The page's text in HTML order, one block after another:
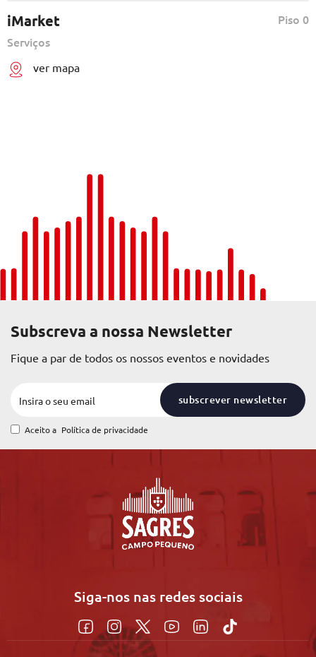
iMarket
Piso 0
Serviços
ver mapa
Subscreva a nossa Newsletter
Fique a par de todos os nossos eventos e novidades
subscrever newsletter
Aceito a Política de privacidade
Siga-nos nas redes sociais